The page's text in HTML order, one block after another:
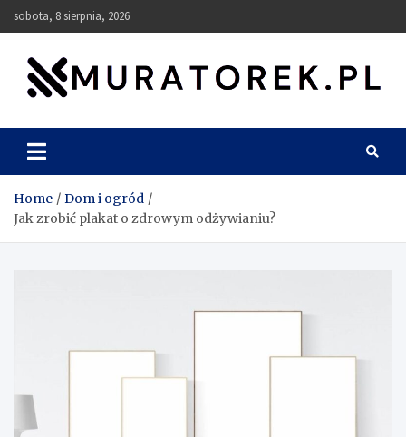
Skip
to
sobota, 8 sierpnia, 2026
muratorek.pl
Home
Dom i ogród
Jak zrobić plakat o zdrowym odżywianiu?